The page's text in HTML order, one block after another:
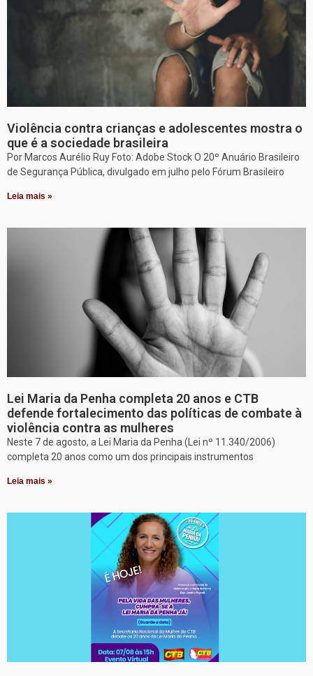
Violência contra crianças e adolescentes mostra o
que é a sociedade brasileira
Por Marcos Aurélio Ruy Foto: Adobe Stock O 20º Anuário Brasileiro
de Segurança Pública, divulgado em julho pelo Fórum Brasileiro
Leia mais »
Lei Maria da Penha completa 20 anos e CTB
defende fortalecimento das políticas de combate à
violência contra as mulheres
Neste 7 de agosto, a Lei Maria da Penha (Lei nº 11.340/2006)
completa 20 anos como um dos principais instrumentos
Leia mais »